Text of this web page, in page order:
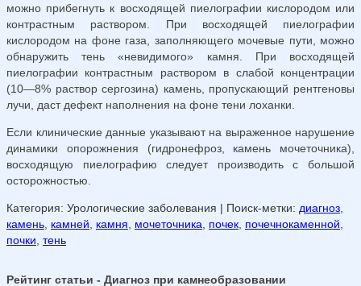
можно прибегнуть к восходящей пиелографии кислородом или
контрастным раствором. При восходящей пиелографии
кислородом на фоне газа, заполняющего мочевые пути, можно
обнаружить тень «невидимого» камня. При восходящей
пиелографии контрастным раствором в слабой концентрации
(10—8% раствор сергозина) камень, пропускающий рентгеновы
лучи, даст дефект наполнения на фоне тени лоханки.
Если клинические данные указывают на выраженное нарушение
динамики опорожнения (гидронефроз, камень мочеточника),
восходящую пиелографию следует производить с большой
осторожностью.
Категория: Урологические заболевания | Поиск-метки: диагноз
камень камней камня мочеточника почек почечнокаменной
почки тень
Рейтинг статьи - Диагноз при камнеобразовании